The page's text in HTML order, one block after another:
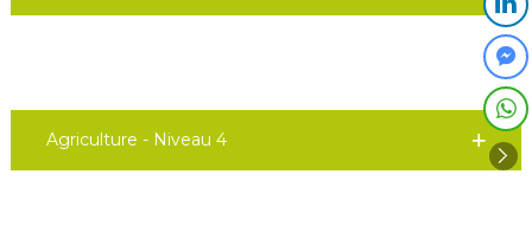
Agriculture - Niveau 4